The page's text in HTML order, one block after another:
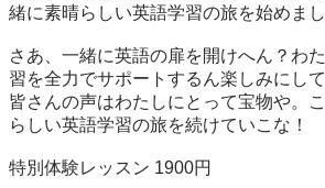
緒に素晴らしい英語学習の旅を始めまし
さあ、一緒に英語の扉を開けへん？わ
習を全力でサポートするん楽しみにして
皆さんの声はわたしにとって宝物や。
らしい英語学習の旅を続けていこな！
特別体験レッスン 1900円